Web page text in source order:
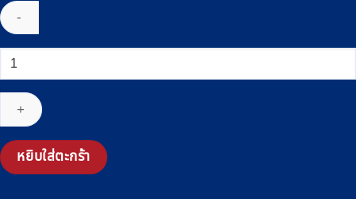
จำนวน
ไม้
เท้า
เนียม
แบบ
หยิบใส่ตะกร้า